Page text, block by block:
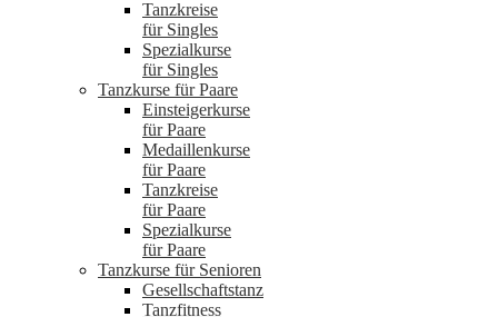
Tanzkreise
für Singles
Spezialkurse
für Singles
Tanzkurse für Paare
Einsteigerkurse
für Paare
Medaillenkurse
für Paare
Tanzkreise
für Paare
Spezialkurse
für Paare
Tanzkurse für Senioren
Gesellschaftstanz
Tanzfitness